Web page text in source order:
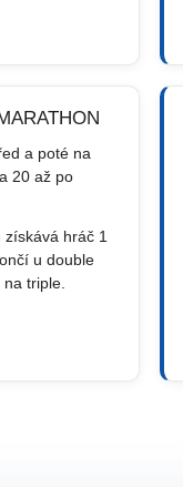
a poté na
20 až po
hráč 1
u double
triple.